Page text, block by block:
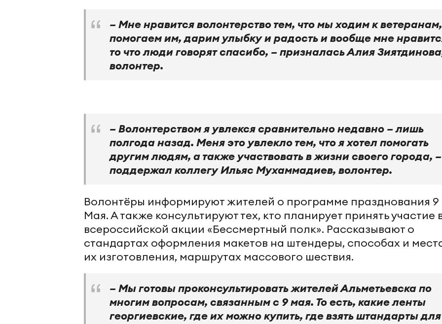
– Мне нравится волонтерство тем, что мы ходим к ветеранам,
помогаем им, дарим улыбку и радость и вообще мне
то что люди говорят спасибо, – призналась Алия
волонтер.
– Волонтерством я увлекся сравнительно недавно – лишь
полгода назад. Меня это увлекло тем, что я хотел помогать
другим людям, а также участвовать в жизни своего города, –
поддержал коллегу Ильяс Мухаммадиев, волонтер.
Волонтёры информируют жителей о программе празднования 9
Мая. А также консультируют тех, кто планирует принять участие
всероссийской акции «Бессмертный полк». Рассказывают о
стандартах оформления макетов на штендеры, способах и
их изготовления, маршрутах массового шествия.
– Мы готовы проконсультировать жителей Альметьевска по
многим вопросам, связанным с 9 мая. То есть, какие ленты
георгиевские, где их можно купить, где взять штандарты для